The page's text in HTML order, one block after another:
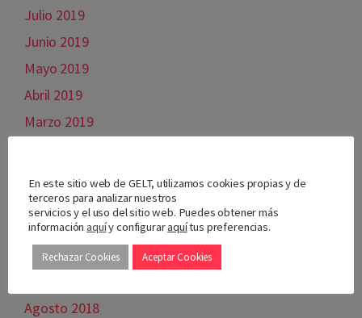
Julio 2019
Junio 2019
Mayo 2019
Abril 2019
Marzo 2019
Enero 2019
Diciembre 2018
Noviembre 2018
Octubre 2018
Agosto 2018
En este sitio web de GELT, utilizamos cookies propias y de
terceros para analizar nuestros
servicios y el uso del sitio web. Puedes obtener más
informaciónaquíy configuraraquítus preferencias.
Rechazar Cookies Aceptar Cookies